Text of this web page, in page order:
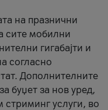
на празнични
сите мобилни
гигабајти и
согласно
Дополнителните
буџет за нов уред,
стриминг услуги, во